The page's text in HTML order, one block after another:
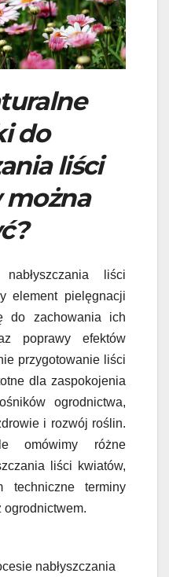
do
liści
liści
element pielęgnacji
do zachowania ich
poprawy efektów
przygotowanie liści
dla zaspokojenia
ogrodnictwa,
i rozwój roślin.
omówimy różne
liści kwiatów,
techniczne terminy
ogrodnictwem.
nabłyszczania